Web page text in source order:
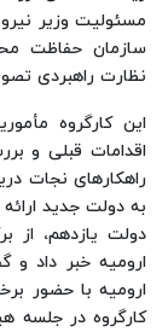
مسئولیت وزیر
سازمان حفاظت
نظارت راهبردی
این کارگروه
راهکارهای نجات
به دولت جدید
دولت یازدهم، از
ارومیه خبر داد و
ارومیه با حضور